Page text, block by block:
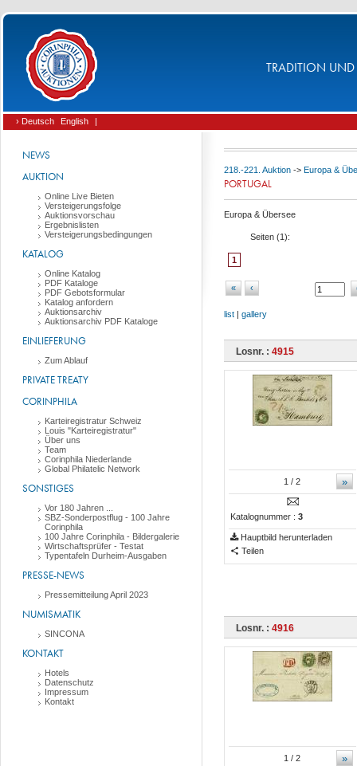
TRADITION UND
› Deutsch English |
NEWS
AUKTION
Online Live Bieten
Versteigerungsfolge
Auktionsvorschau
Ergebnislisten
Versteigerungsbedingungen
KATALOG
Online Katalog
PDF Kataloge
PDF Gebotsformular
Katalog anfordern
Auktionsarchiv
Auktionsarchiv PDF Kataloge
EINLIEFERUNG
Zum Ablauf
PRIVATE TREATY
CORINPHILA
Karteiregistratur Schweiz
Louis "Karteiregistratur"
Über uns
Team
Corinphila Niederlande
Global Philatelic Network
SONSTIGES
Vor 180 Jahren ...
SBZ-Sonderpostflug - 100 Jahre
Corinphila
100 Jahre Corinphila - Bildergalerie
Wirtschaftsprüfer - Testat
Typentafeln Durheim-Ausgaben
PRESSE-NEWS
Pressemitteilung April 2023
NUMISMATIK
SINCONA
KONTAKT
Hotels
Datenschutz
Impressum
Kontakt
218.-221. Auktion -> Europa &
PORTUGAL
Europa & Übersee
Seiten (1):
1
« ‹
list | gallery
Losnr. : 4915
»
1 / 2
Katalognummer : 3
Hauptbild herunterladen
Teilen
Losnr. : 4916
»
1 / 2